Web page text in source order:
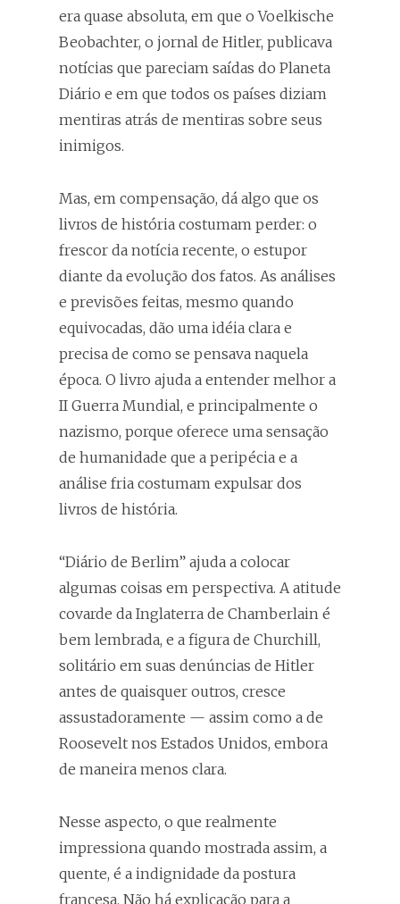
era quase absoluta, em que o Voelkische
Beobachter, o jornal de Hitler, publicava
notícias que pareciam saídas do Planeta
Diário e em que todos os países diziam
mentiras atrás de mentiras sobre seus
inimigos.
Mas, em compensação, dá algo que os
livros de história costumam perder: o
frescor da notícia recente, o estupor
diante da evolução dos fatos. As análises
e previsões feitas, mesmo quando
equivocadas, dão uma idéia clara e
precisa de como se pensava naquela
época. O livro ajuda a entender melhor a
II Guerra Mundial, e principalmente o
nazismo, porque oferece uma sensação
de humanidade que a peripécia e a
análise fria costumam expulsar dos
livros de história.
“Diário de Berlim” ajuda a colocar
algumas coisas em perspectiva. A atitude
covarde da Inglaterra de Chamberlain é
bem lembrada, e a figura de Churchill,
solitário em suas denúncias de Hitler
antes de quaisquer outros, cresce
assustadoramente — assim como a de
Roosevelt nos Estados Unidos, embora
de maneira menos clara.
Nesse aspecto, o que realmente
impressiona quando mostrada assim, a
quente, é a indignidade da postura
francesa. Não há explicação para a